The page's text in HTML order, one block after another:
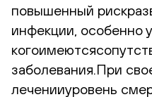
повышенный
инфекции, особенно у
заболевания.При
леченииуровень